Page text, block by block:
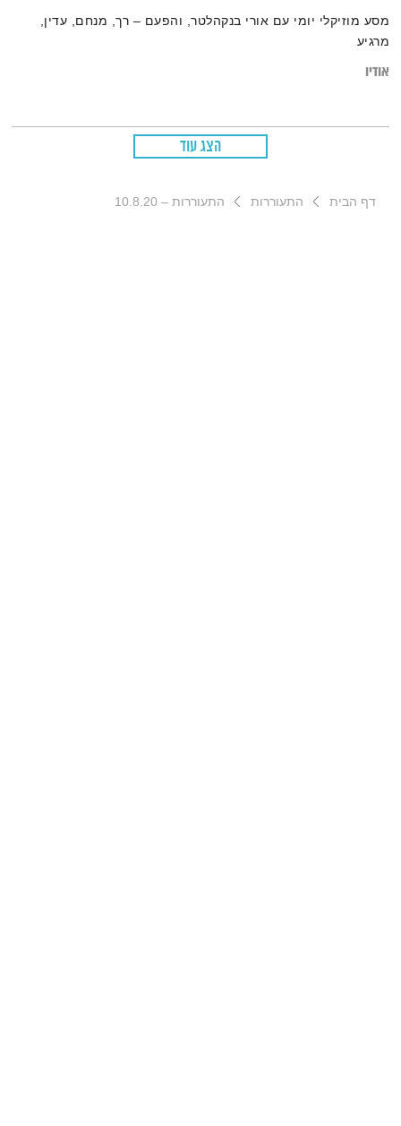
מסע מוזיקלי יומי עם אורי בנקהלטר, והפעם – רך, מנחם, עדין,
מרגיע
אודיו
הצג עוד
דף הבית התעוררות התעוררות – 10.8.20